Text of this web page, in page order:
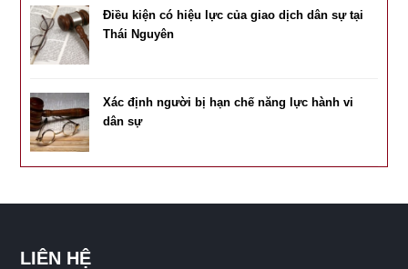
Điều kiện có hiệu lực của giao dịch dân sự tại
Thái Nguyên
Xác định người bị hạn chế năng lực hành vi
dân sự
LIÊN HỆ